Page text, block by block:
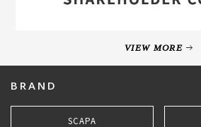
VIEW MORE
BRAND
SCAPA